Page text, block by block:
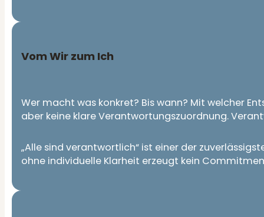
Vom Wir zum Ich
Wer macht was konkret? Bis wann? Mit welcher
aber keine klare Verantwortungszuordnung.
„Alle sind verantwortlich“ ist einer der
ohne individuelle Klarheit erzeugt kein